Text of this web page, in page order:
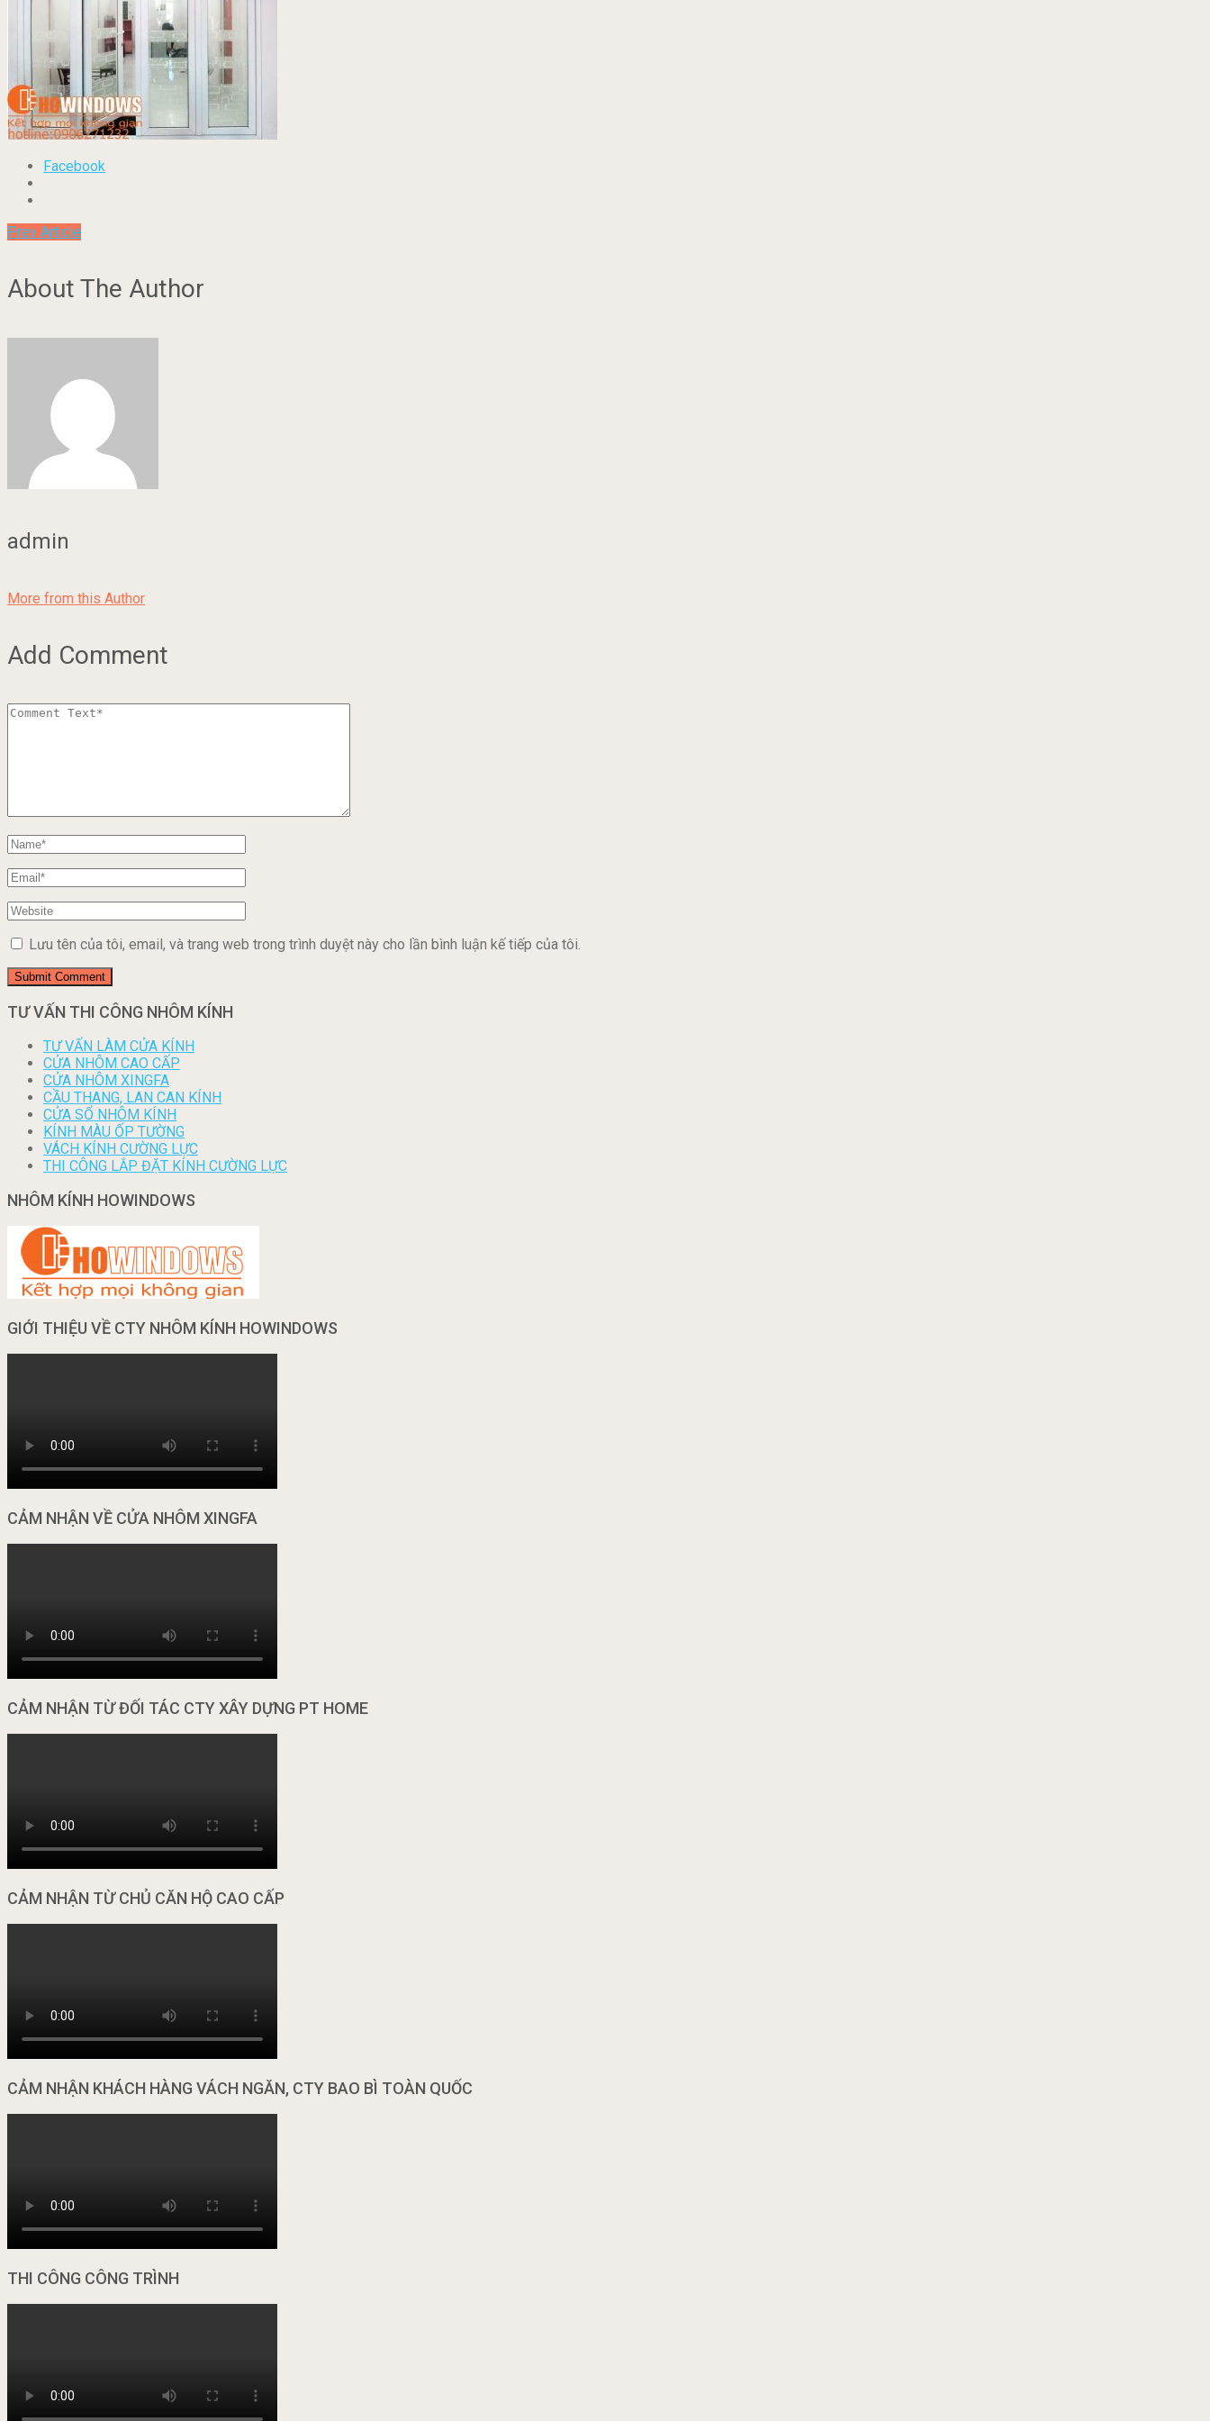
Facebook
Prev Article
About The Author
admin
More from this Author
Add Comment
Lưu tên của tôi, email, và trang web trong trình duyệt này cho lần bình luận kế tiếp của tôi.
TƯ VẤN THI CÔNG NHÔM KÍNH
TƯ VẤN LÀM CỬA KÍNH
CỬA NHÔM CAO CẤP
CỬA NHÔM XINGFA
CẦU THANG, LAN CAN KÍNH
CỬA SỔ NHÔM KÍNH
KÍNH MÀU ỐP TƯỜNG
VÁCH KÍNH CƯỜNG LỰC
THI CÔNG LẮP ĐẶT KÍNH CƯỜNG LỰC
NHÔM KÍNH HOWINDOWS
GIỚI THIỆU VỀ CTY NHÔM KÍNH HOWINDOWS
CẢM NHẬN VỀ CỬA NHÔM XINGFA
CẢM NHẬN TỪ ĐỐI TÁC CTY XÂY DỰNG PT HOME
CẢM NHẬN TỪ CHỦ CĂN HỘ CAO CẤP
CẢM NHẬN KHÁCH HÀNG VÁCH NGĂN, CTY BAO BÌ TOÀN QUỐC
THI CÔNG CÔNG TRÌNH